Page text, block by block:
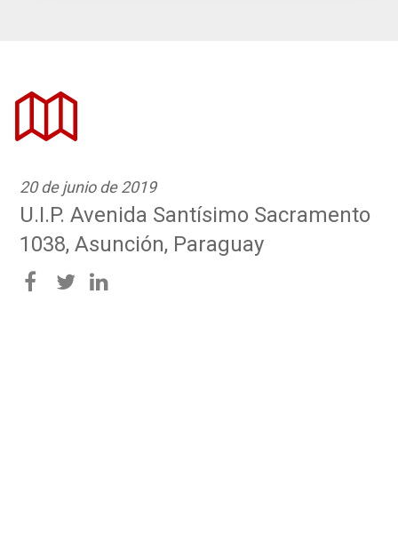
20 de junio de 2019
U.I.P. Avenida Santísimo Sacramento
1038, Asunción, Paraguay